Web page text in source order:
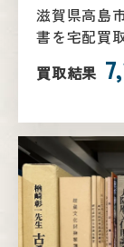
滋賀県高島
書を宅配買
買取結果